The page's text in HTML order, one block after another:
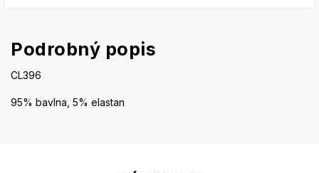
Podrobný popis
CL396
95% bavlna, 5% elastan